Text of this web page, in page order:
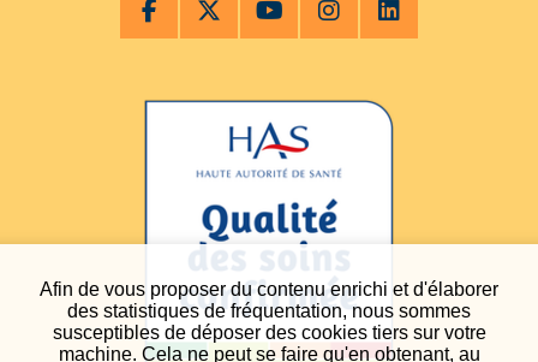
Afin de vous proposer du contenu enrichi et d'élaborer
des statistiques de fréquentation, nous sommes
susceptibles de déposer des cookies tiers sur votre
machine. Cela ne peut se faire qu'en obtenant, au